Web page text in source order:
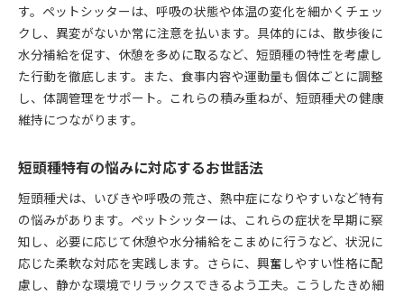
す。ペットシッターは、呼吸の状態や体温の変化を細かくチェッ
クし、異変がないか常に注意を払います。具体的には、散歩後に
水分補給を促す、休憩を多めに取るなど、短頭種の特性を考慮し
た行動を徹底します。また、食事内容や運動量も個体ごとに調整
し、体調管理をサポート。これらの積み重ねが、短頭種犬の健康
維持につながります。
短頭種特有の悩みに対応するお世話法
短頭種犬は、いびきや呼吸の荒さ、熱中症になりやすいなど特有
の悩みがあります。ペットシッターは、これらの症状を早期に察
知し、必要に応じて休憩や水分補給をこまめに行うなど、状況に
応じた柔軟な対応を実践します。さらに、興奮しやすい性格に配
慮し、静かな環境でリラックスできるよう工夫。こうしたきめ細